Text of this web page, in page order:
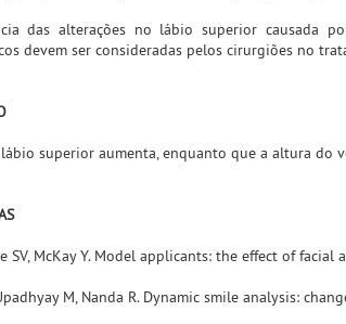
das alterações no lábio superior causada
devem ser consideradas pelos cirurgiões no
superior aumenta, enquanto que a altura do
SV, McKay Y. Model applicants: the effect of
M, Nanda R. Dynamic smile analysis: